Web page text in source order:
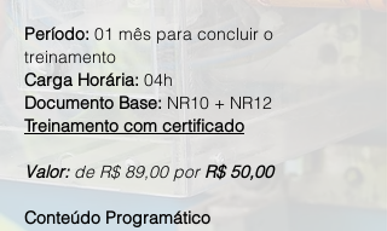
​Período: 01 mês para concluir o
treinamento
Carga Horária: 04h
Documento Base: NR10 + NR12
Treinamento com certificado
Valor:de R$ 89,00 por R$ 50,00
Conteúdo Programático